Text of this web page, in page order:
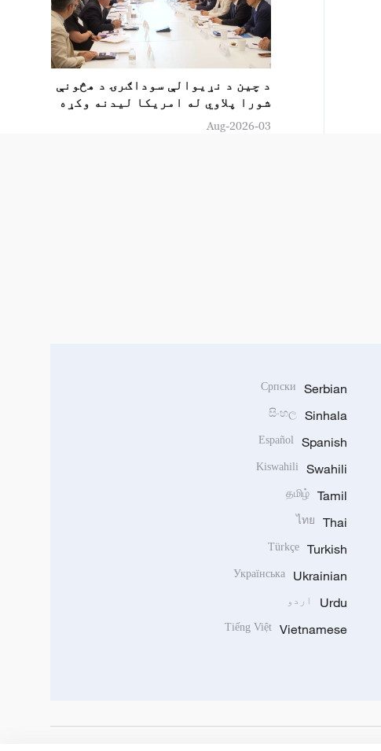
د چين د نړيوالې سوداګرۍ د هڅونې
شورا پلاوي له امریکا لیدنه وکړه
03-Aug-2026
Serbian
Српски
Sinhala
සිංහල
Spanish
Español
Swahili
Kiswahili
Tamil
தமிழ்
Thai
ไทย
Turkish
Türkçe
Ukrainian
Українська
Urdu اردو
Vietnamese
Tiếng Việt